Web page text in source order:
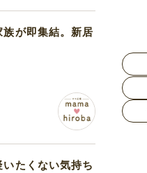
族が即集結。新居
たくない気持ち